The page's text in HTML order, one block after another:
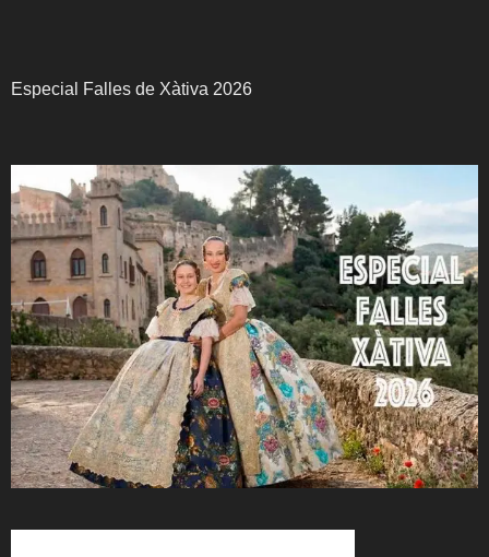
Especial Falles de Xàtiva 2026